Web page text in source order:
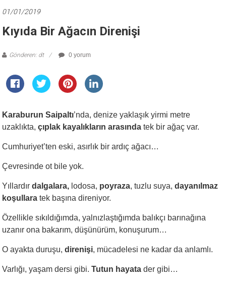
01/01/2019
Kıyıda Bir Ağacın Direnişi
Gönderen: dt 0 yorum
Karaburun Saipaltı’nda, denize yaklaşık yirmi metre
uzaklıkta,çıplak kayalıkların arasında tek bir ağaç var.
Cumhuriyet’ten eski, asırlık bir ardıç ağacı…
Çevresinde ot bile yok.
Yıllardır dalgalara, lodosa, poyraza, tuzlu suya,dayanılmaz
koşullara tek başına direniyor.
Özellikle sıkıldığımda, yalnızlaştığımda balıkçı barınağına
uzanır ona bakarım, düşünürüm, konuşurum…
O ayakta duruşu,direnişi, mücadelesi ne kadar da anlamlı.
Varlığı, yaşam dersi gibi.Tutun hayata der gibi…